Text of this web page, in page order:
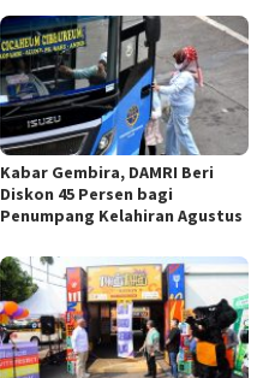
Kabar Gembira, DAMRI Beri
Diskon 45 Persen bagi
Penumpang Kelahiran Agustus